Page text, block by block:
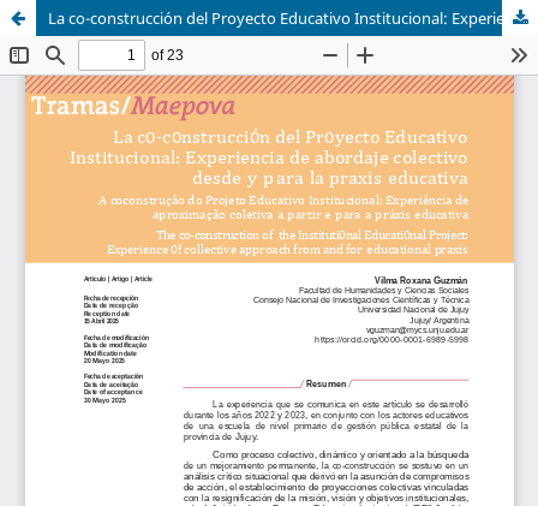
La co-construcción del Proyecto Educativo Institucional: Experiencia de abordaje colectivo desde y para la praxis educativa